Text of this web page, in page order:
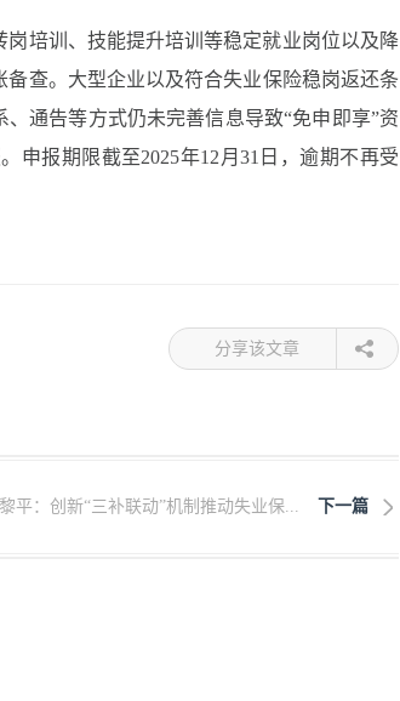
培训、技能提升培训等稳定就业岗位以及降
查。大型企业以及符合失业保险稳岗返还条
通告等方式仍未完善信息导致“免申即享”资
申报期限截至2025年12月31日，逾期不再受
分享该文章
下一篇
平：创新“三补联动”机制推动失业保...